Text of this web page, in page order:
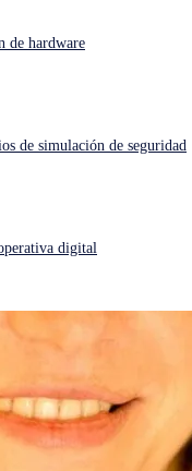
ahora mismo
de hardware
de simulación de seguridad
digital
accreditation and
cybersecurity advisory